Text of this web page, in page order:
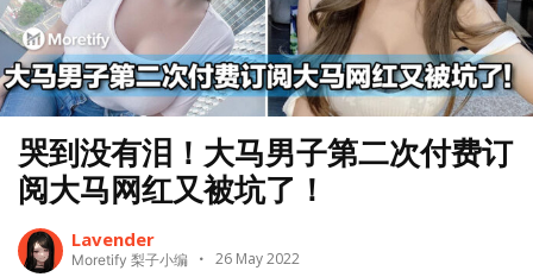
哭到没有泪！大马男子第二次付费订
阅大马网红又被坑了！
Lavender
Moretify 梨子小编 26 May 2022